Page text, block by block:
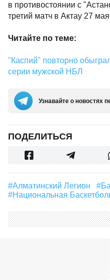
в противостоянии с
третий матч в Актау 27
Читайте по теме:
"Каспий" повторно
серии мужской НБЛ
Узнавайте о новостях
ПОДЕЛИТЬСЯ
#Алматинский Легион
#Национальная